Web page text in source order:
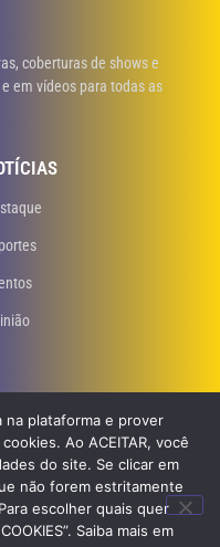
coberturas de shows e
em vídeos para todas as
reservados. Desenvolvidopor
Websites
na plataforma e prover
Ao ACEITAR, você
do site. Se clicar em
não forem estritamente
escolher quais quer
Saiba mais em